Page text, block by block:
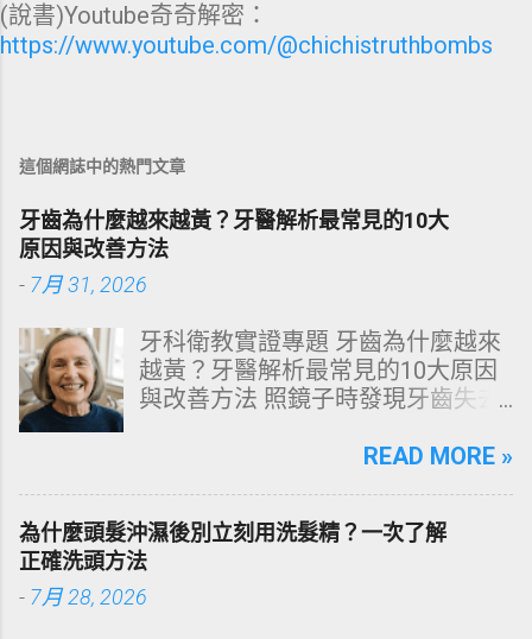
(說書)Youtube奇奇解密：
https://www.youtube.com/@chichistruthbombs
這個網誌中的熱門文章
牙齒為什麼越來越黃？牙醫解析最常見的10大
原因與改善方法
- 7月 31, 2026
牙科衛教實證專題 牙齒為什麼越來
越黃？牙醫解析最常見的10大原因
與改善方法 照鏡子時發現牙齒失去
文由專業牙科思維出發，深度剖析
源性染色成因，並提供精準有效的
改善與美白對策。 📋 文章快速導覽
目錄 一、 牙齒顏色的生物學本質：
琺瑯質與象牙質 二、 牙齒變黃的10
READ MORE »
為什麼頭髮沖濕後別立刻用洗髮精？一次了解
正確洗頭方法
- 7月 28, 2026